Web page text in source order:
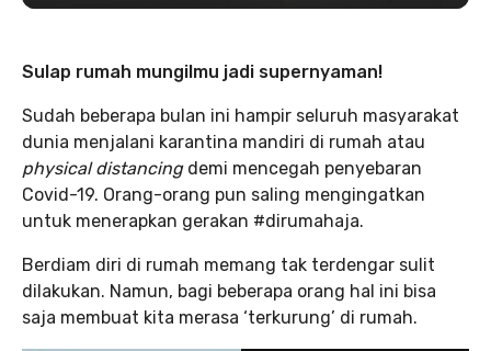
Sulap rumah mungilmu jadi supernyaman!
Sudah beberapa bulan ini hampir seluruh masyarakat
dunia menjalani karantina mandiri di rumah atau
physical distancing demi mencegah penyebaran
Covid-19. Orang-orang pun saling mengingatkan
untuk menerapkan gerakan #dirumahaja.
Berdiam diri di rumah memang tak terdengar sulit
dilakukan. Namun, bagi beberapa orang hal ini bisa
saja membuat kita merasa ‘terkurung’ di rumah.